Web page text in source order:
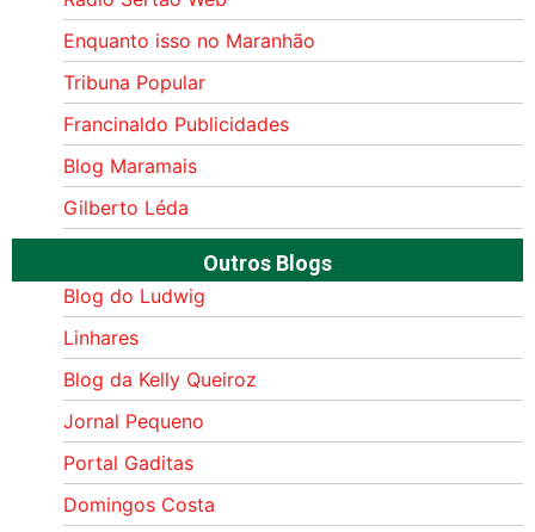
Enquanto isso no Maranhão
Tribuna Popular
Francinaldo Publicidades
Blog Maramais
Gilberto Léda
Outros Blogs
Blog do Ludwig
Linhares
Blog da Kelly Queiroz
Jornal Pequeno
Portal Gaditas
Domingos Costa